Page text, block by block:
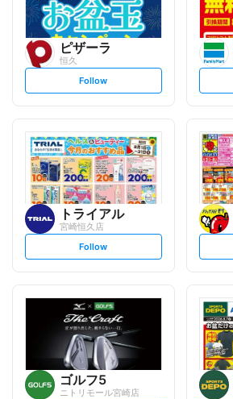
ピザーラ
恒久
s
t
o
w
Follow
トライアル
宮崎恒久店
s
t
l
o
w
Follow
ゴルフ5
ニトリモール宮崎店